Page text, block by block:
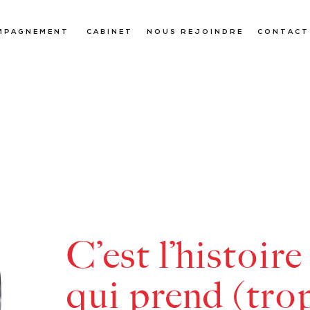
CABINET NOUS REJOINDRE CONTACT
C’est
qui prend